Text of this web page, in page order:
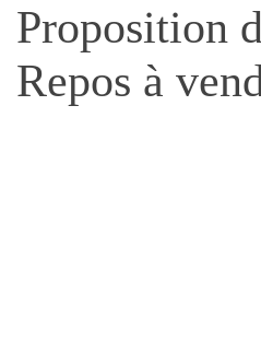
Proposition
Repos à